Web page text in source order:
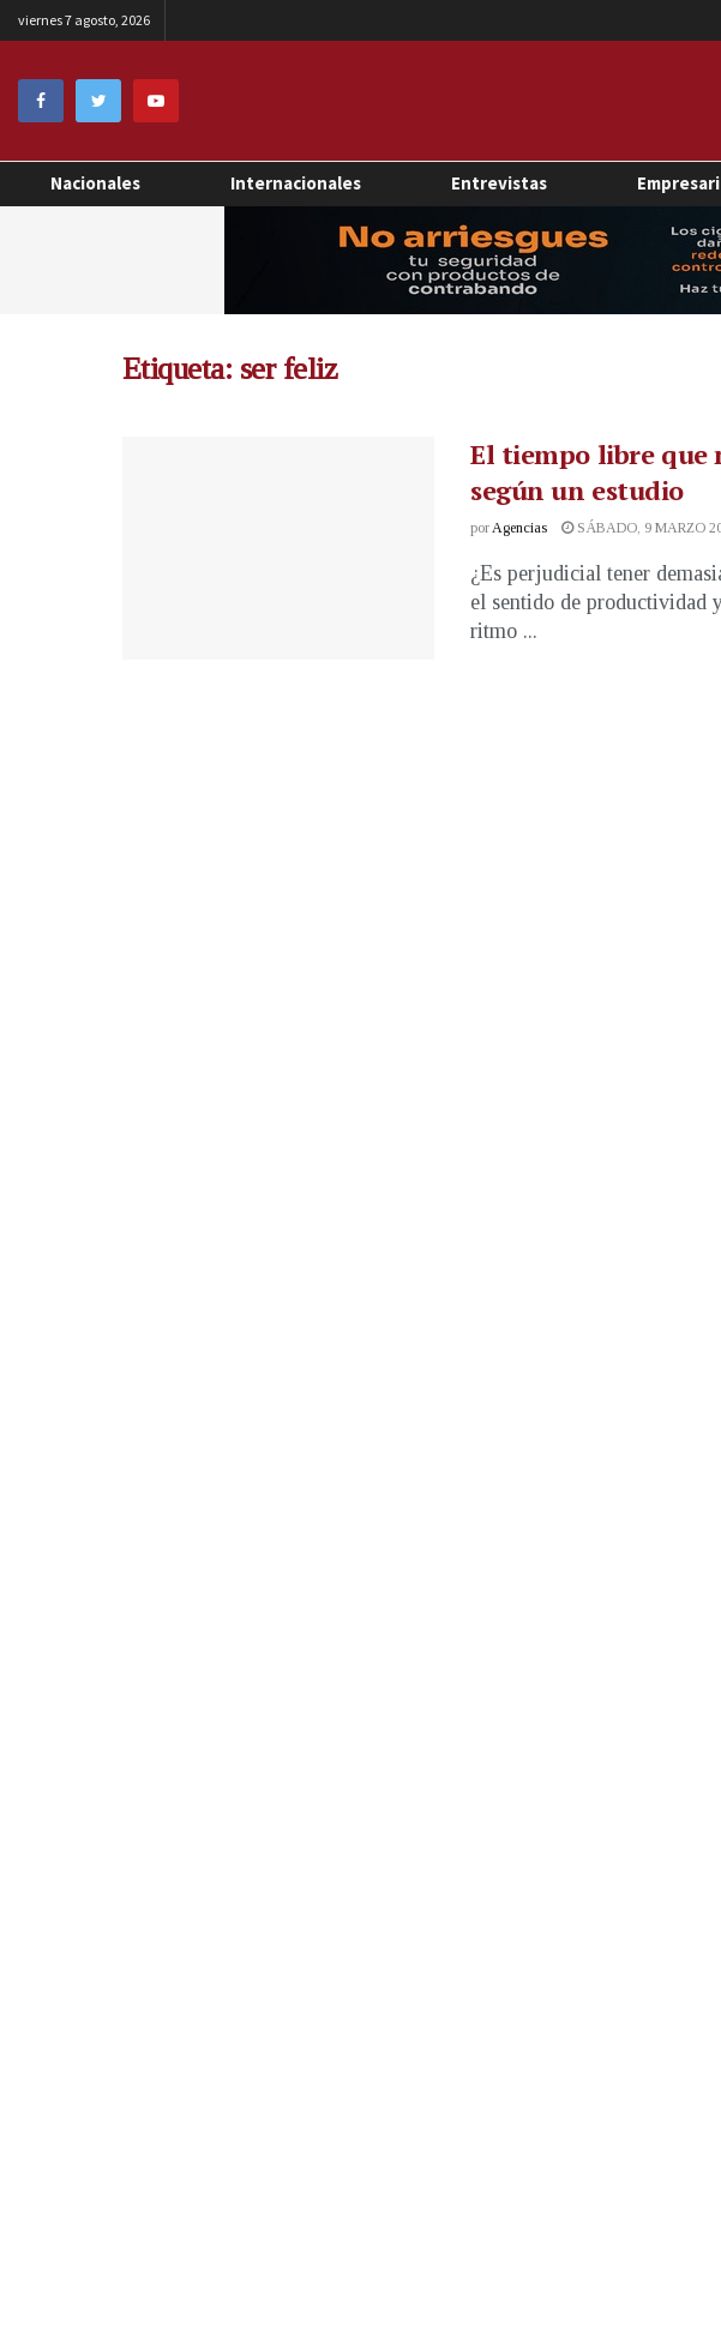
viernes 7 agosto, 2026
Nacionales Internacionales Entrevistas
Etiqueta: ser feliz
El tiempo libre que
según un estudio
porAgencias SÁBADO, 9 MARZO
¿Es perjudicial tener
el sentido de productividad
ritmo ...